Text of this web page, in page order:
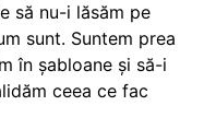
să nu-i lăsăm pe
sunt. Suntem prea
în șabloane și să-i
ceea ce fac